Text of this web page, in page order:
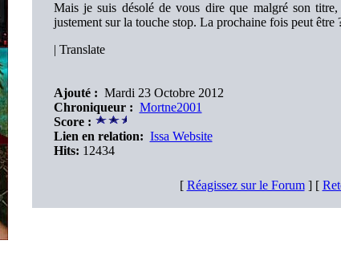
Mais je suis désolé de vous dire que malgré son
justement sur la touche stop. La prochaine fois peut être
| Translate
Ajouté : Mardi 23 Octobre 2012
Chroniqueur : Mortne2001
Score :
Lien en relation: Issa Website
Hits: 12434
[ Réagissez sur le Forum] [